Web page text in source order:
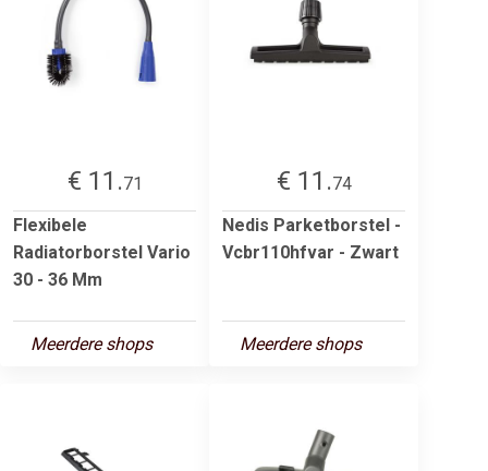
€ 11.71
Flexibele
Radiatorborstel Vario
30 - 36 Mm
Meerdere shops
€ 11.74
Nedis Parketborstel -
Vcbr110hfvar - Zwart
Meerdere shops